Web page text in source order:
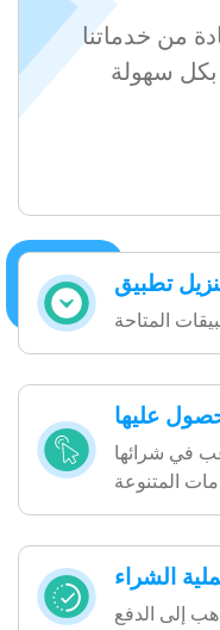
عليها
في شرائها
الشراء
من خدماتنا